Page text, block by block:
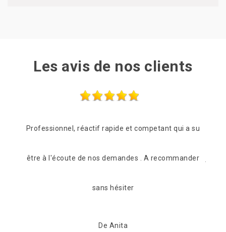
Les avis de nos clients
Suite à mon appel l’entreprise a intervenue dans les
jours à venir (2jours) Grosse fuite au niveau du faîtage
Changement de faîtage ,plus aucunes fuites